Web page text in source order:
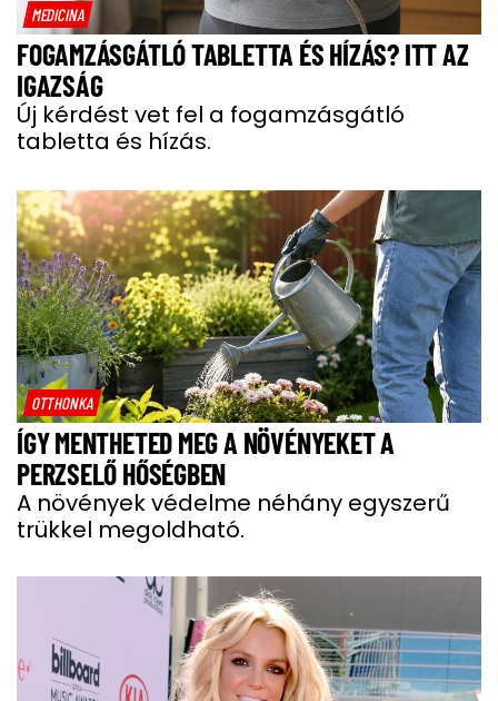
MEDICINA
FOGAMZÁSGÁTLÓ TABLETTA ÉS HÍZÁS? ITT AZ
IGAZSÁG
Új kérdést vet fel a fogamzásgátló
tabletta és hízás.
OTTHONKA
ÍGY MENTHETED MEG A NÖVÉNYEKET A
PERZSELŐ HŐSÉGBEN
A növények védelme néhány egyszerű
trükkel megoldható.